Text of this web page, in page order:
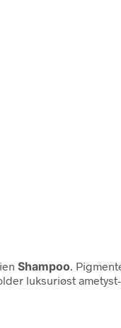
Shampoo .
luksuriøst ametyst-